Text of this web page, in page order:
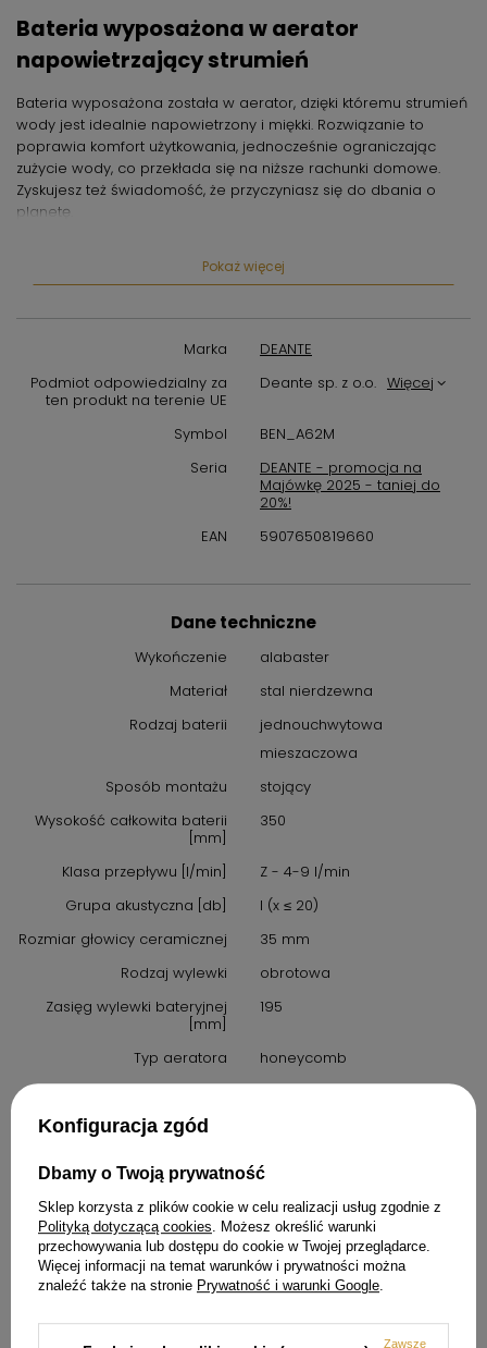
Bateria wyposażona w aerator
napowietrzający strumień
Bateria wyposażona została w aerator, dzięki któremu strumień
wody jest idealnie napowietrzony i miękki. Rozwiązanie to
poprawia komfort użytkowania, jednocześnie ograniczając
zużycie wody, co przekłada się na niższe rachunki domowe.
Zyskujesz też świadomość, że przyczyniasz się do dbania o
planetę.
Klasa przepływu Z (4-9 l/min) pozwala
na zredukowanie zużycia wody
przepływa od 4 do 9 litrów wody. Strumień jest zarazem
świetnie sprawdzi się wszędzie tam, gdzie zwraca się uwagę na
W ofercie preparat do czyszczenia
armatury we wszystkich kolorach
Preparat doskonale sprawdzi się w pielęgnacji tak
wygląd na długie lata.
Pokaż więcej
Marka
DEANTE
Podmiot odpowiedzialny za
ten produkt na terenie UE
Deante sp. z o.o. Więcej
Symbol
BEN_A62M
Seria
DEANTE - promocja na
Majówkę 2025 - taniej do
20%!
EAN
5907650819660
Dane techniczne
Wykończenie
alabaster
Materiał
stal nierdzewna
Rodzaj baterii
jednouchwytowa
mieszaczowa
Sposób montażu
stojący
Wysokość całkowita baterii
[mm]
350
Klasa przepływu [l/min]
Z - 4-9 l/min
Grupa akustyczna [db]
I (x ≤ 20)
Rozmiar głowicy ceramicznej
35 mm
Rodzaj wylewki
obrotowa
Zasięg wylewki bateryjnej
[mm]
195
Typ aeratora
honeycomb
Rozmiar aeratora
M22
Długość [mm]
GPSR
bezpieczeństwie
zgodnego z jego funkcją i
Konfiguracja zgód
Dbamy o Twoją prywatność
Sklep korzysta z plików cookie w celu realizacji usług zgodnie z
Polityką dotyczącą cookies. Możesz określić warunki
przechowywania lub dostępu do cookie w Twojej przeglądarce.
Więcej informacji na temat warunków i prywatności można
znaleźć także na stronie Prywatność i warunki Google.
Zawsze